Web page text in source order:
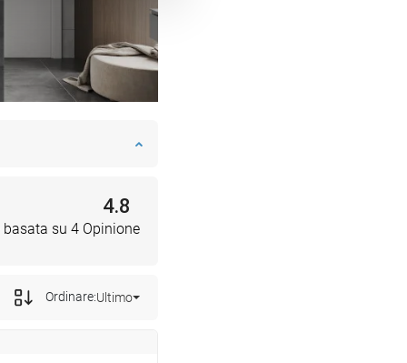
4.8
su 4 Opinione
Ordinare:Ultimo